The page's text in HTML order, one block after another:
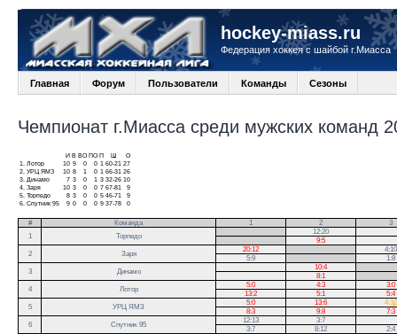
hockey-miass.ru
Федерация хоккея с шайбой г.Миасса
Главная Форум Пользователи Команды Сезоны
Чемпионат г.Миасса среди мужских команд
И В ВО ПО П
О
1.
Лотор 10 9 0 0 1 60-21 27
2. УРЦ ЯМЗ 10 8 1 0 1 66-31 26
3.
Динамо 7 3 0 1 3 32-26 10
4. Заря 10 3 0 0 7 67-81
9
5. Торпедо 8 3 0 0 5 46-71
9
6. Спутник 95 9 0 0 0 9 37-78 0
# Команда 1 2
3
1
Торпедо
12:20
9:5
2
Заря
20:12
4:10
5:9
1:8
3
Динамо
10:4
8:1
4
Лотор
5:0 4:3
3:0
13:2
5:1
5:4
5
УРЦ ЯМЗ
5:0 13:6
4:3Д
8:3
9:8
7:3
6
Спутник 95
12:13
3:7
3:7
8:12 2:4